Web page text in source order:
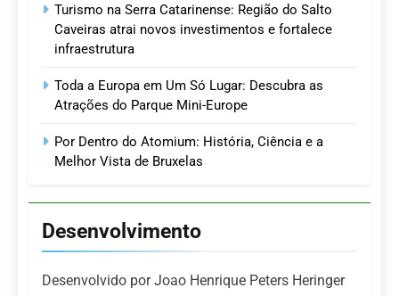
Turismo na Serra Catarinense: Região do Salto
Caveiras atrai novos investimentos e fortalece
infraestrutura
Toda a Europa em Um Só Lugar: Descubra as
Atrações do Parque Mini-Europe
Por Dentro do Atomium: História, Ciência e a
Melhor Vista de Bruxelas
Desenvolvimento
Desenvolvido por Joao Henrique Peters Heringer